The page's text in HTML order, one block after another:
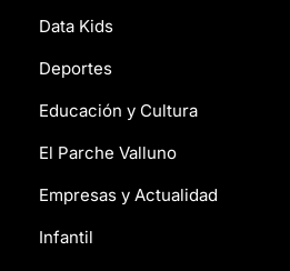
Data Kids
Deportes
Educación y Cultura
El Parche Valluno
Empresas y Actualidad
Infantil